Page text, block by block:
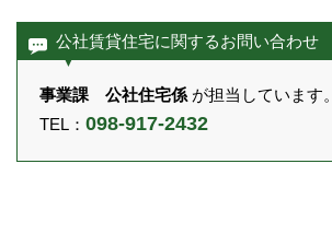
公社賃貸住宅に関するお問い合わせ
事業課 公社住宅係 が担当しています。
TEL： 098-917-2432